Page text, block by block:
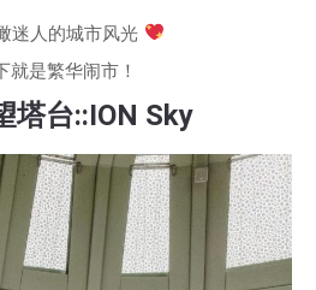
迷人的城市风光
就是繁华闹市！
塔台::ION Sky